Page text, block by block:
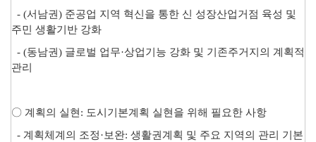
- (서남권) 준공업 지역 혁신을 통한 신 성장산업거점 육성 및
주민 생활기반 강화
- (동남권) 글로벌 업무·상업기능 강화 및 기존주거지의 계획적
관리
〇 계획의 실현 : 도시기본계획 실현을 위해 필요한 사항
- 계획체계의 조정·보완: 생활권계획 및 주요 지역의 관리 기본